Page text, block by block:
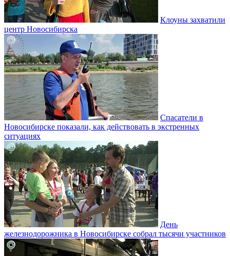
Клоуны захватили
центр Новосибирска
Спасатели в
Новосибирске показали, как действовать в экстренных
ситуациях
День
железнодорожника в Новосибирске собрал тысячи участников